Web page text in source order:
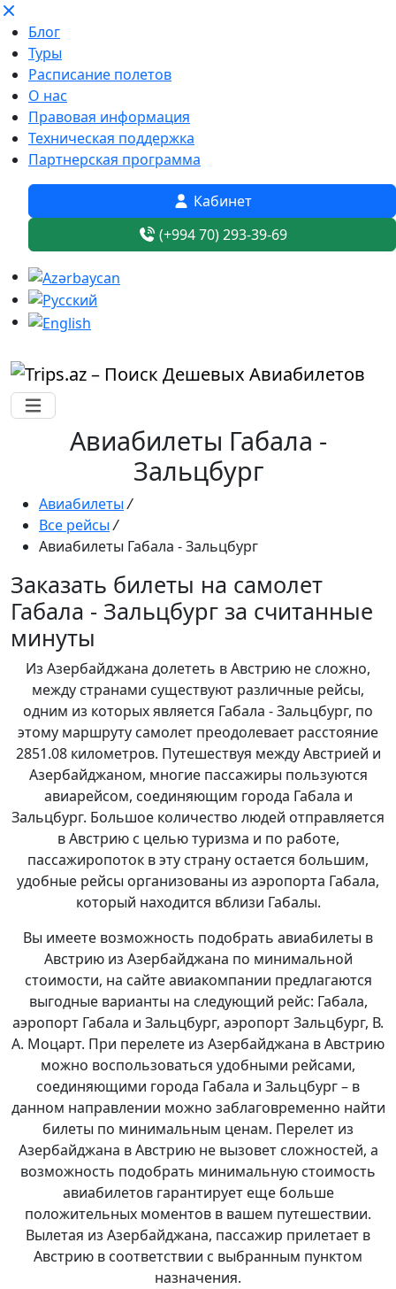
Блог
Туры
Расписание полетов
О нас
Правовая информация
Техническая поддержка
Партнерская программа
Кабинет
(+994 70) 293-39-69
Авиабилеты Габала -
Зальцбург
Авиабилеты /
Все рейсы /
Авиабилеты Габала - Зальцбург
Заказать билеты на самолет
Габала - Зальцбург за считанные
минуты
Из Азербайджана долететь в Австрию не сложно,
между странами существуют различные рейсы,
одним из которых является Габала - Зальцбург, по
этому маршруту самолет преодолевает расстояние
2851.08 километров. Путешествуя между Австрией и
Азербайджаном, многие пассажиры пользуются
авиарейсом, соединяющим города Габала и
Зальцбург. Большое количество людей отправляется
в Австрию с целью туризма и по работе,
пассажиропоток в эту страну остается большим,
удобные рейсы организованы из аэропорта Габала,
который находится вблизи Габалы.
Вы имеете возможность подобрать авиабилеты в
Австрию из Азербайджана по минимальной
стоимости, на сайте авиакомпании предлагаются
выгодные варианты на следующий рейс: Габала,
аэропорт Габала и Зальцбург, аэропорт Зальцбург, В.
А. Моцарт. При перелете из Азербайджана в Австрию
можно воспользоваться удобными рейсами,
соединяющими города Габала и Зальцбург – в
данном направлении можно заблаговременно найти
билеты по минимальным ценам. Перелет из
Азербайджана в Австрию не вызовет сложностей, а
возможность подобрать минимальную стоимость
авиабилетов гарантирует еще больше
положительных моментов в вашем путешествии.
Вылетая из Азербайджана, пассажир прилетает в
Австрию в соответствии с выбранным пунктом
назначения.